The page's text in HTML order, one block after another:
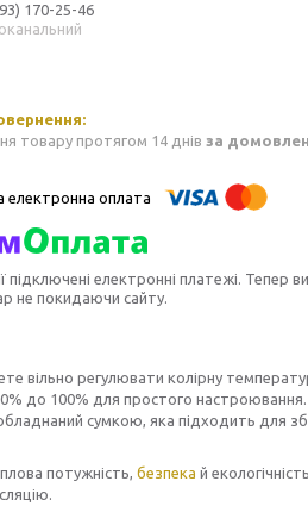
170-25-46
товару протягом 14 днів за
підключені електронні платежі. Тепер
не покидаючи сайту.
вільно регулювати колірну
до 100% для простого настроювання.
сумкою, яка підходить для
потужність, безпека й